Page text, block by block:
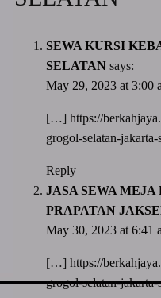
SEWA KURSI
SELATAN says:
May 29, 2023 at 3:00
[…] https://
grogol-selatan-jakarta-
Reply
JASA SEWA
PRAPATAN
May 30, 2023 at 6:41
[…] https://
grogol-selatan-jakarta-